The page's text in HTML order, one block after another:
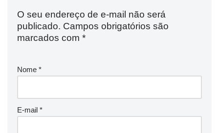
O seu endereço de e-mail não será
publicado. Campos obrigatórios são
marcados com *
Nome *
E-mail *